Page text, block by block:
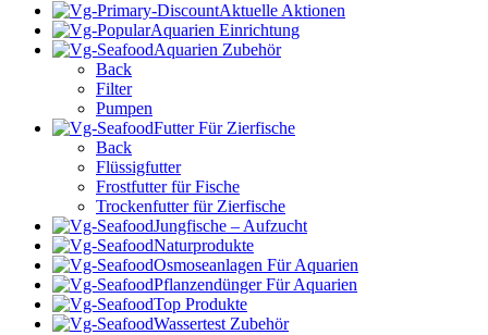
Aktuelle Aktionen
Aquarien Einrichtung
Aquarien Zubehör
Back
Filter
Pumpen
Futter Für Zierfische
Back
Flüssigfutter
Frostfutter für Fische
Trockenfutter für Zierfische
Jungfische – Aufzucht
Naturprodukte
Osmoseanlagen Für Aquarien
Pflanzendünger Für Aquarien
Top Produkte
Wassertest Zubehör